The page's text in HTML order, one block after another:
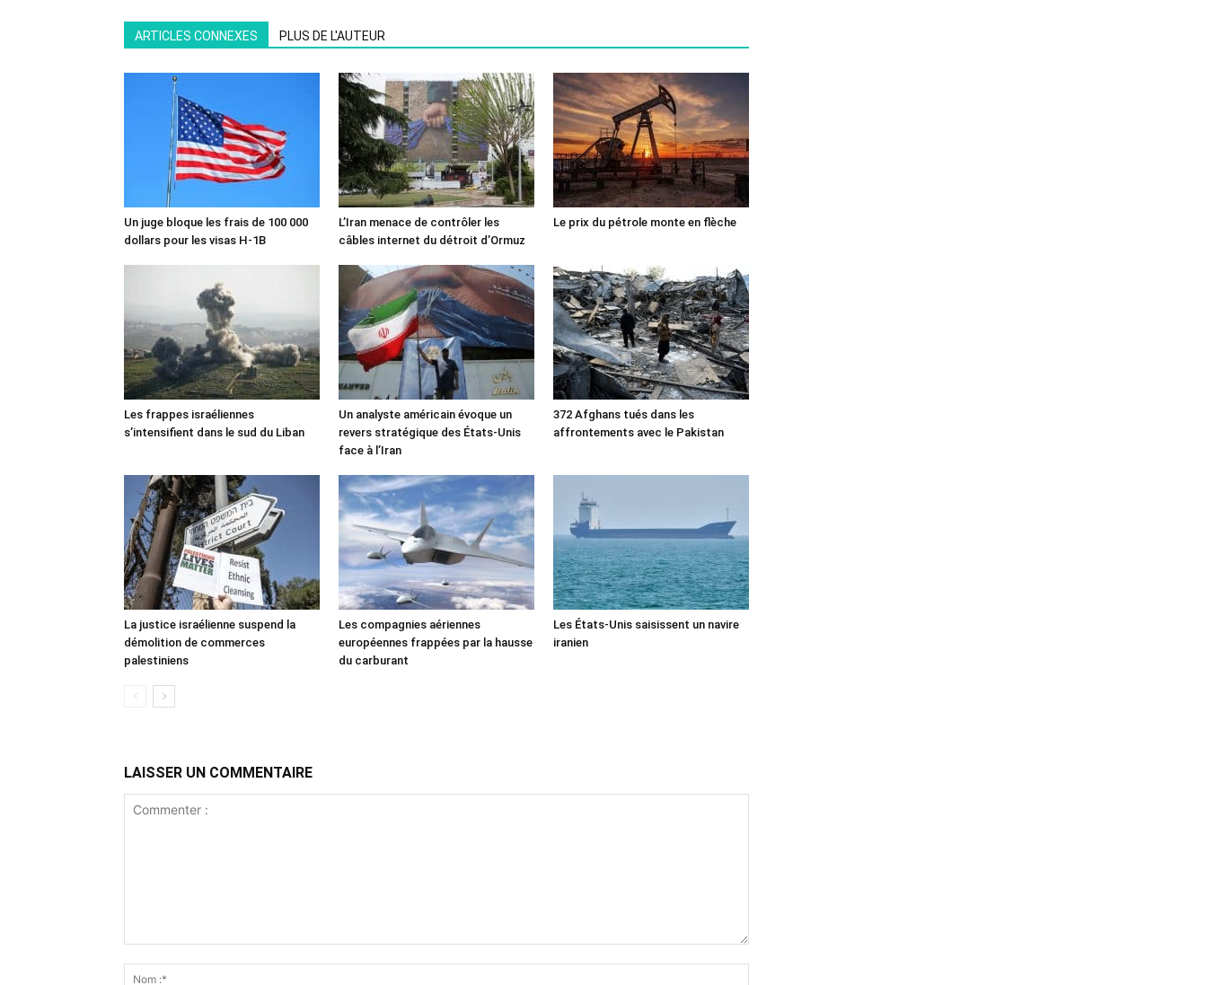
ARTICLES CONNEXES PLUS DE L'AUTEUR
Un juge bloque les frais de 100 000
dollars pour les visas H-1B
L’Iran menace de contrôler les
câbles internet du détroit d’Ormuz
Le prix du pétrole monte en flèche
Les frappes israéliennes
s’intensifient dans le sud du Liban
Un analyste américain évoque un
revers stratégique des États-Unis
face à l’Iran
372 Afghans tués dans les
affrontements avec le Pakistan
La justice israélienne suspend la
démolition de commerces
palestiniens
Les compagnies aériennes
européennes frappées par la hausse
du carburant
Les États-Unis saisissent un navire
iranien
LAISSER UN COMMENTAIRE